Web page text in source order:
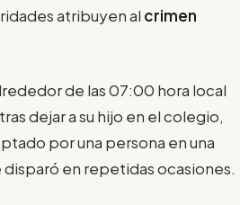
atribuyen al crimen
de las 07:00 hora local
dejar a su hijo en el colegio,
por una persona en una
en repetidas ocasiones.